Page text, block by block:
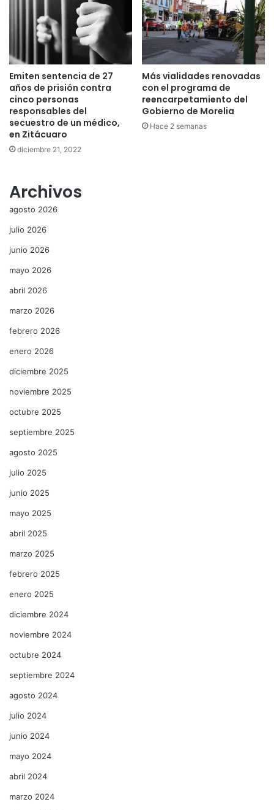
Emiten sentencia de 27
años de prisión contra
cinco personas
responsables del
secuestro de un médico,
en Zitácuaro
diciembre 21, 2022
Más vialidades renovadas
con el programa de
reencarpetamiento del
Gobierno de Morelia
Hace 2 semanas
Archivos
agosto 2026
julio 2026
junio 2026
mayo 2026
abril 2026
marzo 2026
febrero 2026
enero 2026
diciembre 2025
noviembre 2025
octubre 2025
septiembre 2025
agosto 2025
julio 2025
junio 2025
mayo 2025
abril 2025
marzo 2025
febrero 2025
enero 2025
diciembre 2024
noviembre 2024
octubre 2024
septiembre 2024
agosto 2024
julio 2024
junio 2024
mayo 2024
abril 2024
marzo 2024